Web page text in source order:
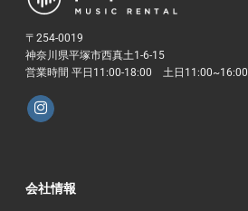
〒254-0019
神奈川県平塚市西真土1-6-15
営業時間 平日11:00-18:00 土日11:00~16:00
会社情報